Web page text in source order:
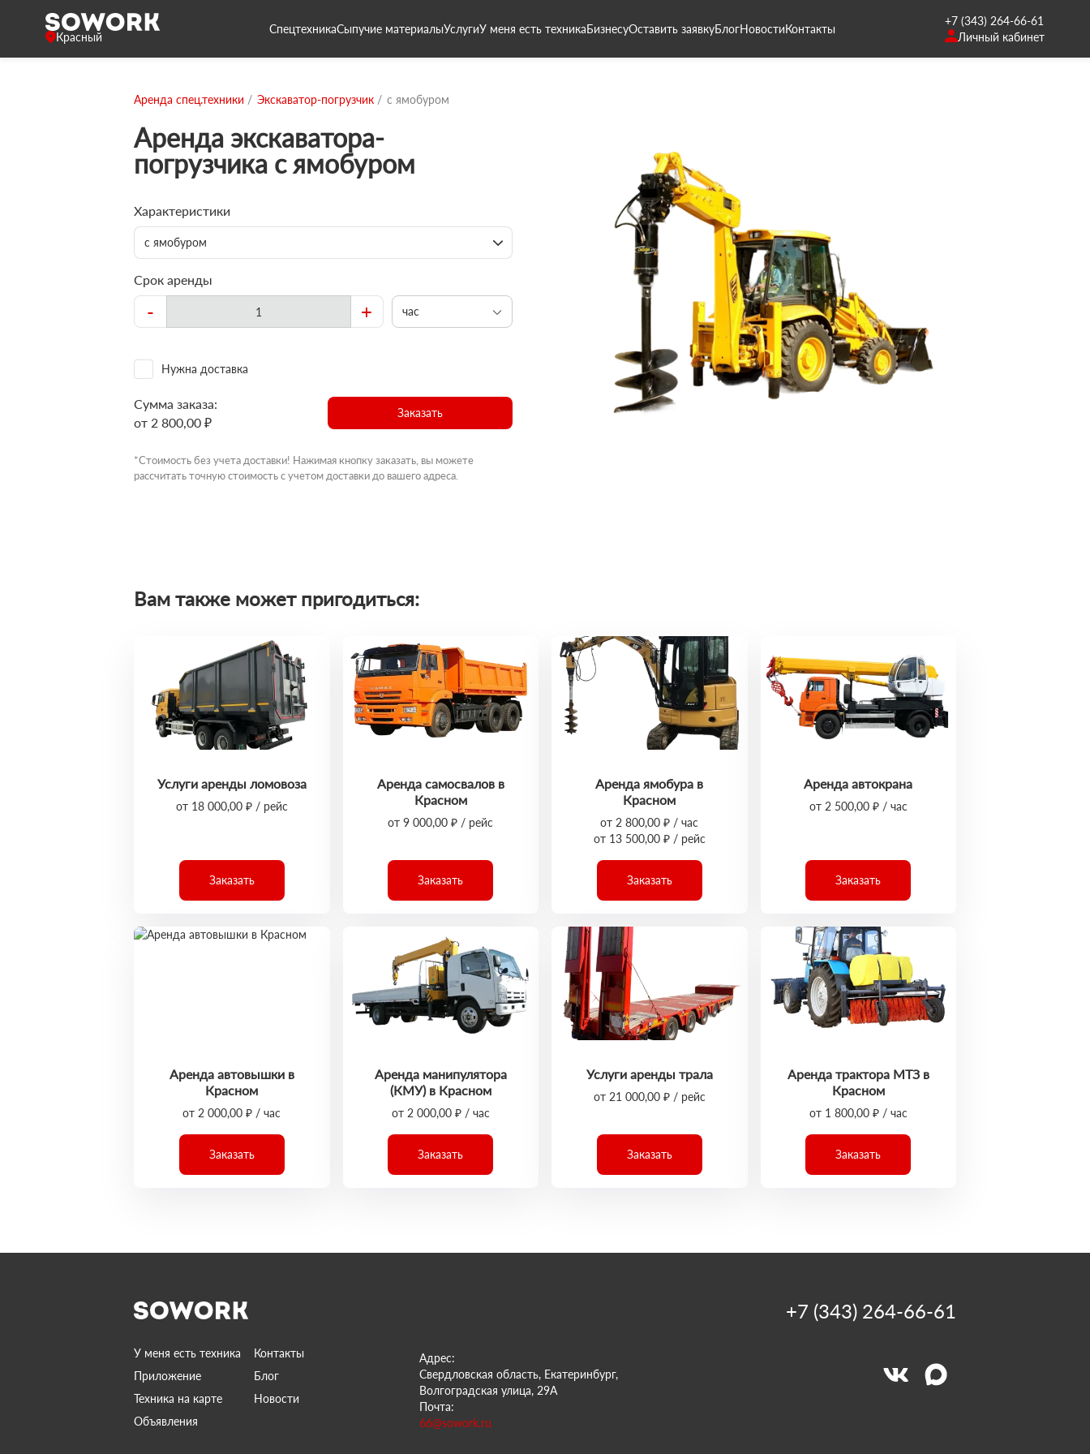
Красный
СпецтехникаСыпучие материалыУслугиУ меня есть техникаБизнесуОставить заявкуБлогНовостиКонтакты
+7 (343) 264-66-61
Личный кабинет
Аренда спец.техники Экскаватор-погрузчик с ямобуром
Аренда экскаватора-
погрузчика с ямобуром
Характеристики
с ямобуром
Срок аренды
- + час
Нужна доставка
Сумма заказа:
от 2 800,00 ₽
Заказать
*Стоимость без учета доставки! Нажимая кнопку заказать, вы можете
рассчитать точную стоимость с учетом доставки до вашего адреса.
Вам также может пригодиться:
Услуги аренды ломовоза
от 18 000,00 ₽ / рейс
Заказать
Аренда самосвалов в
Красном
от 9 000,00 ₽ / рейс
Заказать
Аренда ямобура в
Красном
от 2 800,00 ₽ / час
от 13 500,00 ₽ / рейс
Заказать
Аренда автокрана
от 2 500,00 ₽ / час
Заказать
Аренда автовышки в
Красном
от 2 000,00 ₽ / час
Заказать
Аренда манипулятора
(КМУ) в Красном
от 2 000,00 ₽ / час
Заказать
Услуги аренды трала
от 21 000,00 ₽ / рейс
Заказать
Аренда трактора МТЗ в
Красном
от 1 800,00 ₽ / час
Заказать
У меня есть техника
Контакты
Приложение
Блог
Техника на карте
Новости
Объявления
Адрес:
Свердловская область, Екатеринбург,
Волгоградская улица, 29А
Почта:
66@sowork.ru
+7 (343) 264-66-61